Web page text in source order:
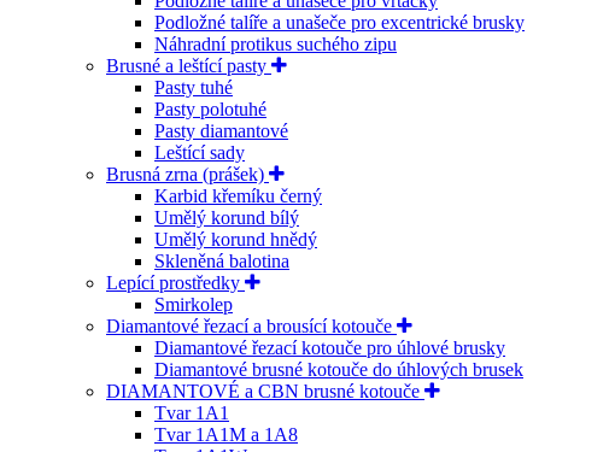
Podložné talíře a unašeče pro excentrické brusky
Náhradní protikus suchého zipu
Brusné a leštící pasty
Pasty tuhé
Pasty polotuhé
Pasty diamantové
Leštící sady
Brusná zrna (prášek)
Karbid křemíku černý
Umělý korund bílý
Umělý korund hnědý
Skleněná balotina
Lepící prostředky
Smirkolep
Diamantové řezací a brousící kotouče
Diamantové řezací kotouče pro úhlové brusky
Diamantové brusné kotouče do úhlových brusek
DIAMANTOVÉ a CBN brusné kotouče
Tvar 1A1
Tvar 1A1M a 1A8